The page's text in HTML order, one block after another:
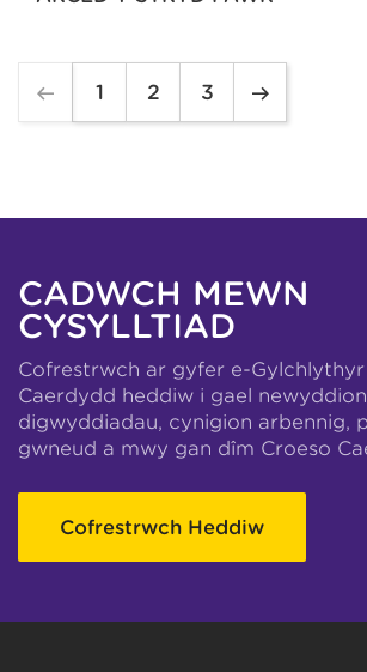
1 2 3
CADWCH MEWN
CYSYLLTIAD
Cofrestrwch ar gyfer e-Gylchlythyr
Caerdydd heddiw i gael
digwyddiadau, cynigion arbennig,
gwneud a mwy gan dîm Croeso
Cofrestrwch Heddiw